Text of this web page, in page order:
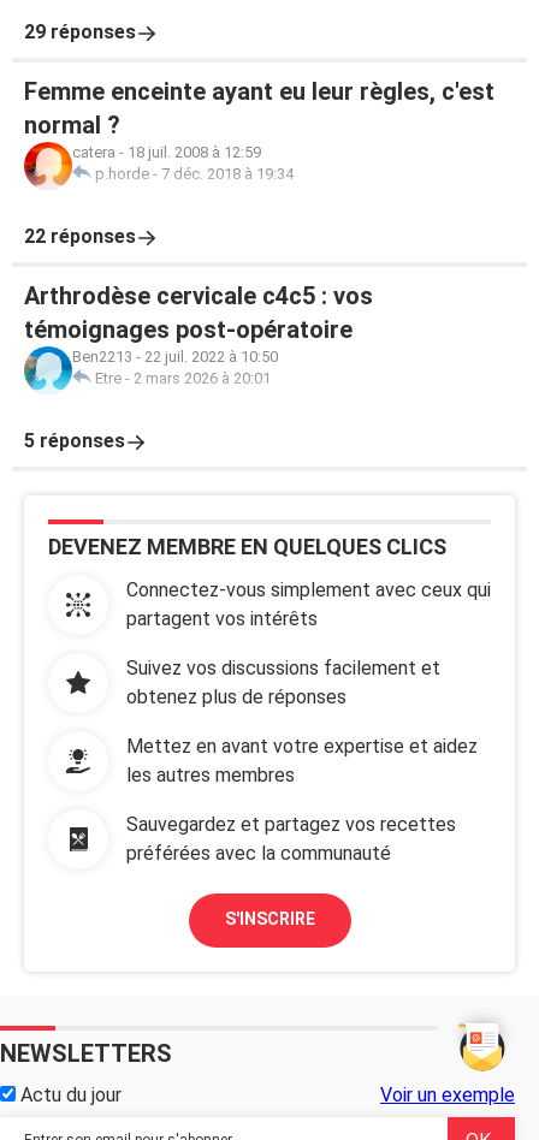
29 réponses
Femme enceinte ayant eu leur règles, c'est
normal ?
catera - 18 juil. 2008 à 12:59
p.horde - 7 déc. 2018 à 19:34
22 réponses
Arthrodèse cervicale c4c5 : vos
témoignages post-opératoire
Ben2213 - 22 juil. 2022 à 10:50
Etre - 2 mars 2026 à 20:01
5 réponses
DEVENEZ MEMBRE EN QUELQUES CLICS
Connectez-vous simplement avec ceux qui
partagent vos intérêts
Suivez vos discussions facilement et
obtenez plus de réponses
Mettez en avant votre expertise et aidez
les autres membres
Sauvegardez et partagez vos recettes
préférées avec la communauté
S'INSCRIRE
NEWSLETTERS
Actu du jour Voir un exemple